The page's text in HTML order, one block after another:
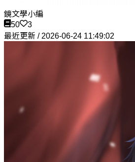
鏡文學小編
50
3
最近更新 / 2026-06-24 11:49:02